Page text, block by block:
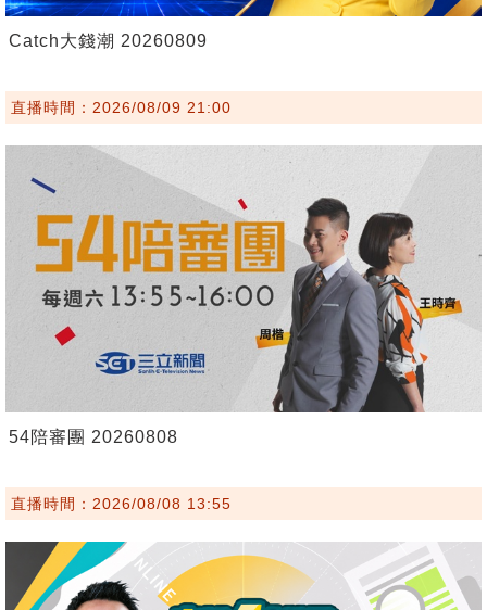
Catch大錢潮 20260809
直播時間：2026/08/09 21:00
54陪審團 20260808
直播時間：2026/08/08 13:55